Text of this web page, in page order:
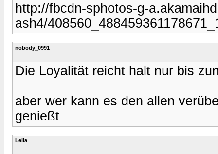
http://fbcdn-sphotos-g-
ash4/
nobody_0991
Die Loyalität reicht halt nur bis
aber wer kann es den allen
genießt
Lelia